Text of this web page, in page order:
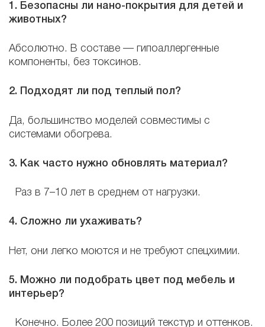
1. Безопасны ли нано-покрытия для детей и
животных?
Абсолютно. В составе — гипоаллергенные
компоненты, без токсинов.
2. Подходят ли под теплый пол?
Да, большинство моделей совместимы с
системами обогрева.
3. Как часто нужно обновлять материал?
Раз в 7–10 лет в среднем от нагрузки.
4. Сложно ли ухаживать?
Нет, они легко моются и не требуют спецхимии.
5. Можно ли подобрать цвет под мебель и
интерьер?
Конечно. Более 200 позиций текстур и оттенков.